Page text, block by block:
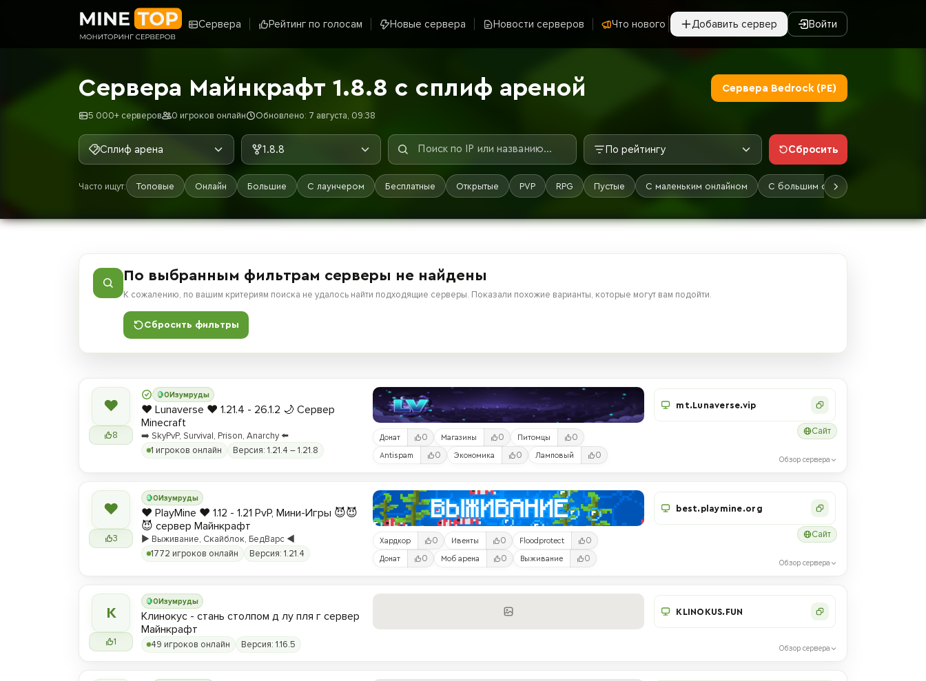
Сервера Рейтинг по голосам Новые сервера Новости серверов Что нового Добавить сервер Войти
Сервера Майнкрафт 1.8.8 с сплиф ареной
5 000+ серверов 0 игроков онлайн Обновлено: 7 августа, 09:38
Сервера Bedrock (PE)
Сплиф арена 1.8.8 По рейтингу Сбросить
Часто ищут: Топовые Онлайн Большие С лаунчером Бесплатные Открытые PVP RPG Пустые С маленьким онлайном С большим онлайном
По выбранным фильтрам серверы не найдены
К сожалению, по вашим критериям поиска не удалось найти подходящие серверы. Показали похожие варианты, которые могут вам подойти.
Сбросить фильтры
❤
8
0Изумруды
❤️ Lunaverse ❤️ 1.21.4 - 26.1.2 🌙 Сервер
Minecraft
➡️ SkyPvP, Survival, Prison, Anarchy ⬅️
1 игроков онлайн
Версия: 1.21.4 – 1.21.8
Донат 0 Магазины 0 Питомцы 0
Antispam 0 Экономика 0 Ламповый 0
mt.Lunaverse.vip
Сайт
Обзор сервера
❤
3
0Изумруды
❤️ PlayMine ❤️ 1.12 - 1.21 PvP, Мини-Игры 😈😈
😈 сервер Майнкрафт
▶️ Выживание, Скайблок, БедВарс ◀️
1772 игроков онлайн
Версия: 1.21.4
Хардкор 0 Ивенты 0 Floodprotect 0
Донат 0 Моб арена 0 Выживание 0
best.playmine.org
Сайт
Обзор сервера
К
1
0Изумруды
Клинокус - стань столпом д лу пля г сервер
Майнкрафт
49 игроков онлайн Версия: 1.16.5
KLINOKUS.FUN
Обзор сервера